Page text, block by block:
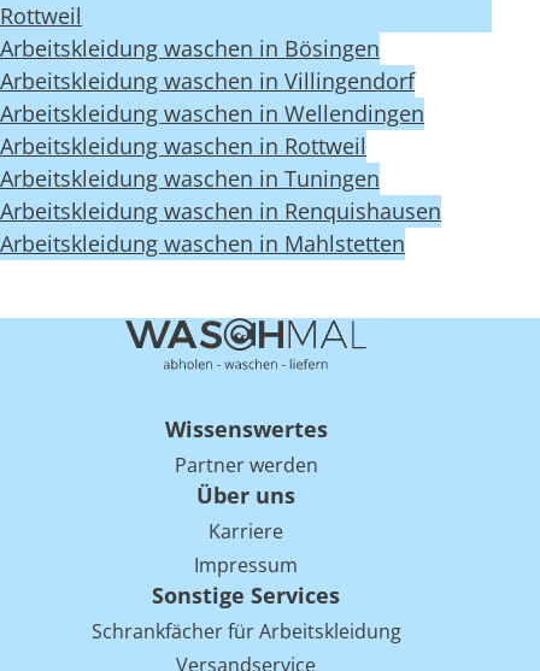
Rottweil
Arbeitskleidung waschen in Bösingen
Arbeitskleidung waschen in Villingendorf
Arbeitskleidung waschen in Wellendingen
Arbeitskleidung waschen in Rottweil
Arbeitskleidung waschen in Tuningen
Arbeitskleidung waschen in Renquishausen
Arbeitskleidung waschen in Mahlstetten
Wissenswertes
Partner werden
Über uns
Karriere
Impressum
Sonstige Services
Schrankfächer für Arbeitskleidung
Versandservice